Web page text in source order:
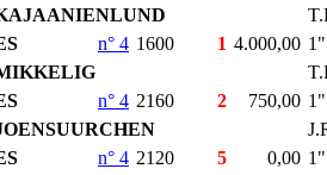
n° 4 1600 1 4.000,00
n° 4 2160 2 750,00
n° 4 2120 5 0,00